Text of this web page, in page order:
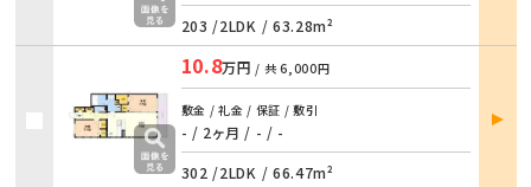
203 /2LDK / 63.28m²
10.8万円 / 共6,000円
敷金 / 礼金 / 保証 / 敷引
- / 2ヶ月 / - / -
302 /2LDK / 66.47m²
部屋
詳細